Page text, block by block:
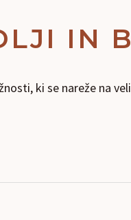
IN
ki se nareže na